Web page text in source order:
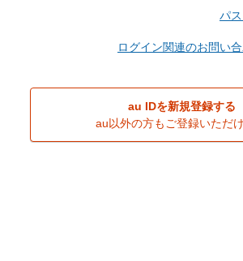
パ
ログイン関連のお問い
au IDを新規登録する
au以外の方もご登録いただ